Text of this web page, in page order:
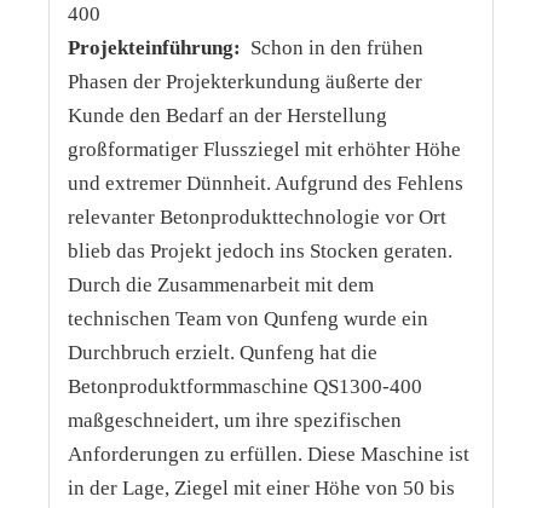
400
Projekteinführung: Schon in den frühen
Phasen der Projekterkundung äußerte der
Kunde den Bedarf an der Herstellung
großformatiger Flussziegel mit erhöhter Höhe
und extremer Dünnheit. Aufgrund des Fehlens
relevanter Betonprodukttechnologie vor Ort
blieb das Projekt jedoch ins Stocken geraten.
Durch die Zusammenarbeit mit dem
technischen Team von Qunfeng wurde ein
Durchbruch erzielt. Qunfeng hat die
Betonproduktformmaschine QS1300-400
maßgeschneidert, um ihre spezifischen
Anforderungen zu erfüllen. Diese Maschine ist
in der Lage, Ziegel mit einer Höhe von 50 bis